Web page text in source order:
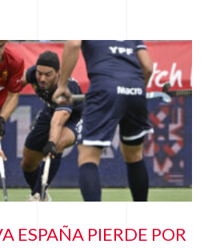
ESPAÑA PIERDE POR